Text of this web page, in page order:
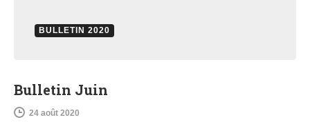
BULLETIN 2020
Bulletin Juin
24 août 2020